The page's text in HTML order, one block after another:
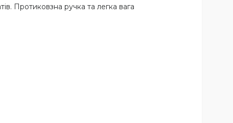
Протиковзна ручка та легка вага